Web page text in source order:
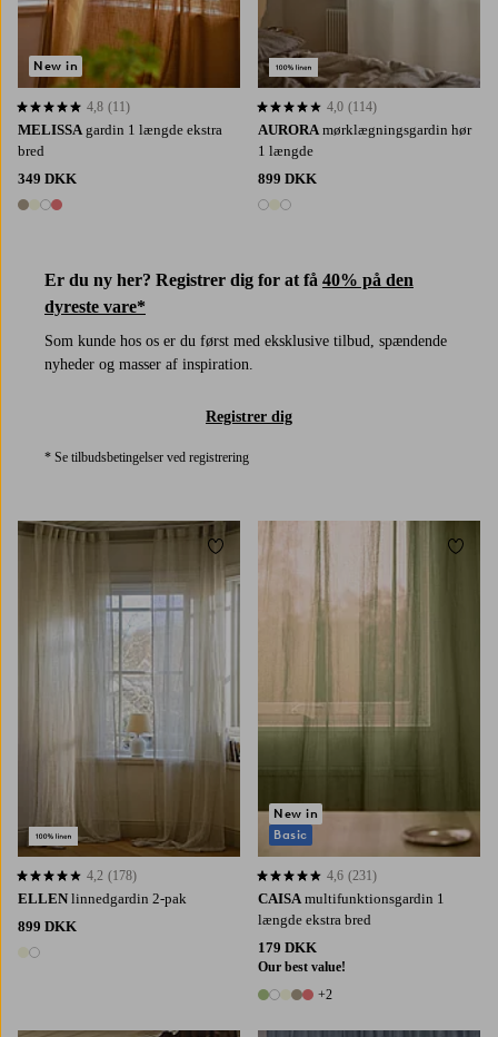
MELISSA gardin 1 længde ekstra
bred
349 DKK
4 farver
4,8 baseret på 11 bedømmelser
4,8 (11)
New in
Er du ny her? Registrer dig for at få 40% på den
dyreste vare*
Som kunde hos os er du først med eksklusive tilbud, spændende
nyheder og masser af inspiration.
Registrer dig
* Se tilbudsbetingelser ved registrering
AURORA mørklægningsgardin hør
1 længde
899 DKK
3 farver
4,0 baseret på 114 bedømmelser
4,0 (114)
ELLEN linnedgardin 2-pak
899 DKK
2 farver
4,2 baseret på 178 bedømmelser
4,2 (178)
Tilføj til favoritter
CAISA multifunktionsgardin 1
længde ekstra bred
179 DKK
Our best value!
7 farver
+2
4,6 baseret på 231 bedømmelser
4,6 (231)
New in
Basic
Tilføj
250